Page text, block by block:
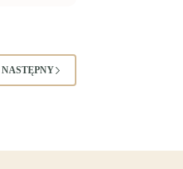
NASTĘPNY